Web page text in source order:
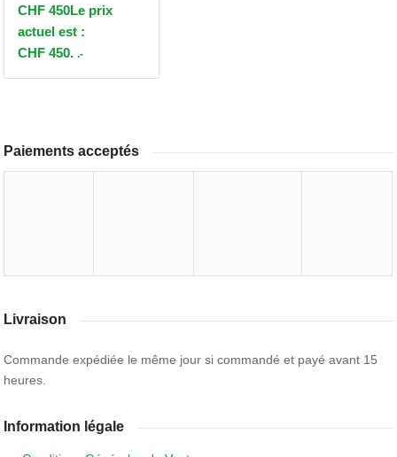
CHF 450Le prix
actuel est :
CHF 450. .-
Paiements acceptés
Livraison
Commande expédiée le même jour si commandé et payé avant 15
heures.
Information légale